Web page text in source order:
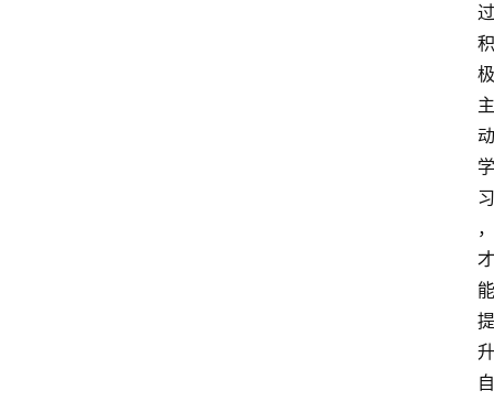
过
积
极
主
动
学
习
，
才
能
提
升
自